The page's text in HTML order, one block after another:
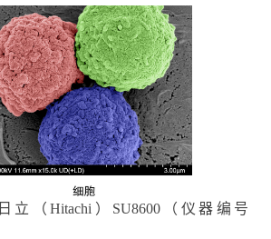
日立（Hitachi）SU8600（仪器编号